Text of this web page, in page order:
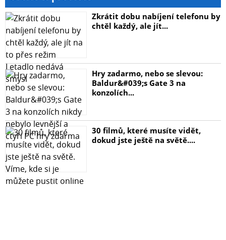
Zkrátit dobu nabíjení telefonu by
chtěl každý, ale jít...
Hry zadarmo, nebo se slevou:
Baldur&#039;s Gate 3 na
konzolích...
30 filmů, které musíte vidět,
dokud jste ještě na světě....